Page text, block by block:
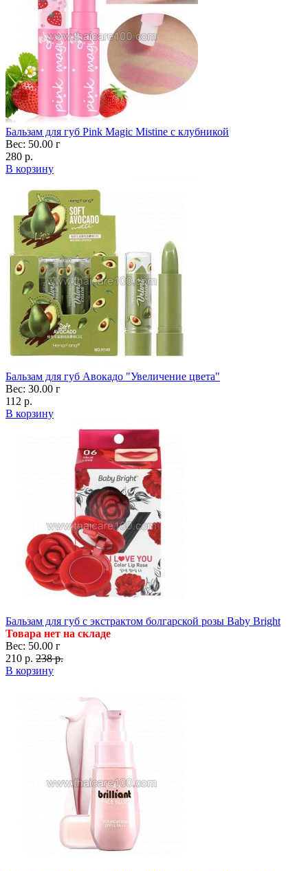
Бальзам для губ Pink Magic Mistine с клубникой
Вес: 50.00 г
280 р.
В корзину
Бальзам для губ Авокадо "Увеличение цвета"
Вес: 30.00 г
112 р.
В корзину
Бальзам для губ с экстрактом болгарской розы Baby Bright
Товара нет на складе
Вес: 50.00 г
210 р. 238 р.
В корзину